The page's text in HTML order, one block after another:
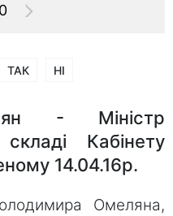
ТАК НІ
- Міністр
Кабінету
14.04.16р.
Омеляна,